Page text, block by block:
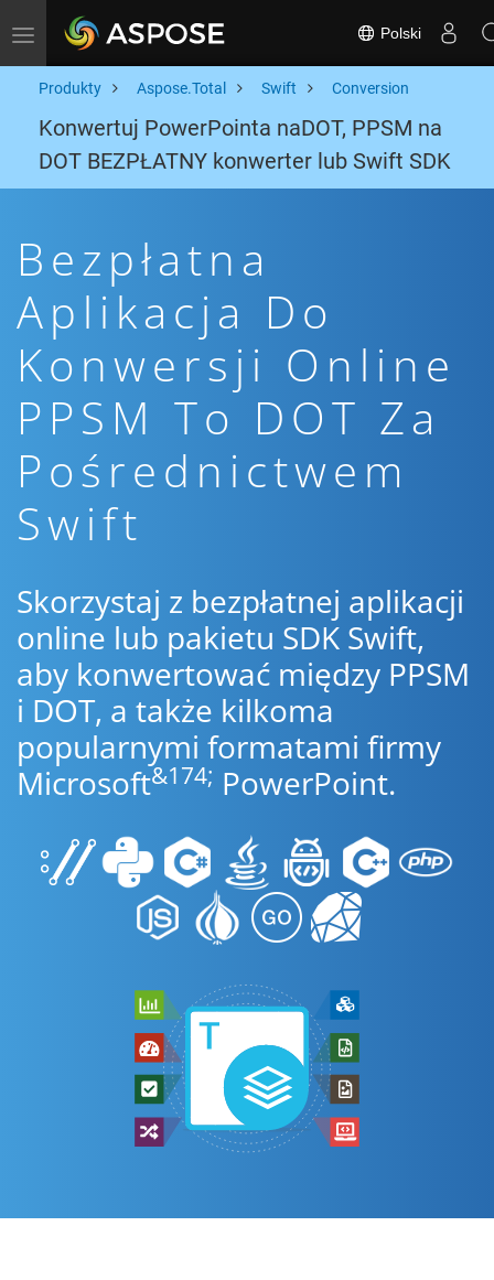
Toggle navigation Polski
Produkty Aspose.Total Swift Conversion
Konwertuj PowerPointa naDOT, PPSM na
DOT BEZPŁATNY konwerter lub Swift SDK
Bezpłatna
Aplikacja Do
Konwersji Online
PPSM To DOT Za
Pośrednictwem
Swift
Skorzystaj z bezpłatnej aplikacji
online lub pakietu SDK Swift,
aby konwertować między PPSM
i DOT, a także kilkoma
popularnymi formatami firmy
Microsoft&174; PowerPoint.